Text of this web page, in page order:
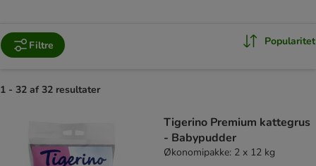
Filtre Popularitet
1 - 32 af 32 resultater
Tigerino Premium kattegrus
- Babypudder
Økonomipakke: 2 x 12 kg